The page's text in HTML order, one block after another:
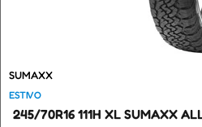
SUMAXX
ESTIVO
245/70R16 111H XL SUMAXX